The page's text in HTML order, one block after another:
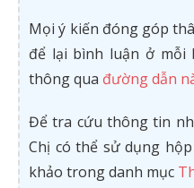
Mọi ý kiến đóng góp
để lại bình luận ở mỗi
thông qua đường dẫn
Để tra cứu thông tin
Chị có thể sử dụng
khảo trong danh mục